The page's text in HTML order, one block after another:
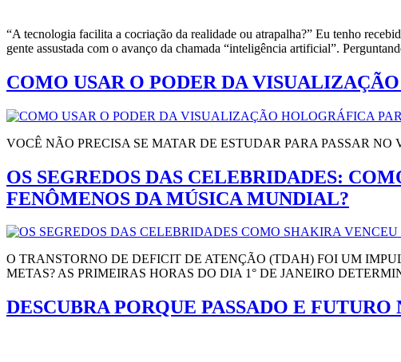
“A tecnologia facilita a cocriação da realidade ou atrapalha?” Eu tenho
gente assustada com o avanço da chamada “inteligência artificial”.
COMO USAR O PODER DA
VOCÊ NÃO PRECISA SE MATAR DE ESTUDAR PARA PASSAR NO
OS SEGREDOS DAS CELEBRIDADES:
FENÔMENOS DA MÚSICA MUNDIAL?
O TRANSTORNO DE DEFICIT DE ATENÇÃO (TDAH) FOI UM
METAS? AS PRIMEIRAS HORAS DO DIA 1° DE JANEIRO
DESCUBRA PORQUE PASSADO E